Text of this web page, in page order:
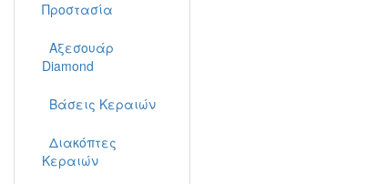
Προστασία
Αξεσουάρ
Diamond
Βάσεις Κεραιών
Διακόπτες
Κεραιών